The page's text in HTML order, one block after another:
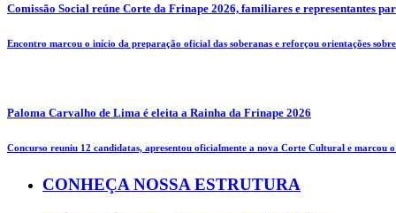
Comissão Social reúne Corte da Frinape 2026, familiares e representantes
Encontro marcou o início da preparação oficial das soberanas e reforçou orientações
Paloma Carvalho de Lima é eleita a Rainha da Frinape 2026
Concurso reuniu 12 candidatas, apresentou oficialmente a nova Corte Cultural e marcou
CONHEÇA NOSSA ESTRUTURA